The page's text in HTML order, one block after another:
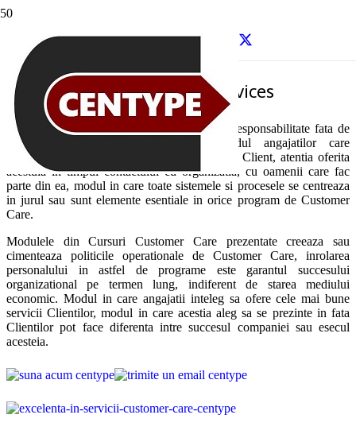
Cursuri Customer Care
Premium Class Services
In modulele Cursuri Customer Care cream responsabilitate fata de
organizatie si fata de Clienti in randul angajatilor care
interactioneaza direct cu Clietii. Grija fata de Client, atentia oferita
acestuia in timpul contactului cu organizatia, cu oamenii care fac
parte din ea, modul in care toate sistemele si procesele se centreaza
in jurul sau sunt elemente esentiale in orice program de Customer
Care.
Modulele din Cursuri Customer Care prezentate creeaza sau
cimenteaza politicile operationale de Customer Care, inrolarea
personalului in astfel de programe este garantul succesului
organizational pe termen lung, indiferent de starea mediului
economic. Modul in care angajatii inteleg sa ofere cele mai bune
servicii Clientilor, modul in care acestia aleg sa se prezinte in fata
Clientilor pot face diferenta intre succesul companiei sau esecul
acesteia.